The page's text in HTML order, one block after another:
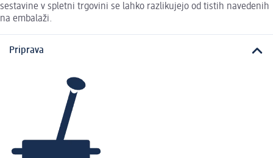
sestavine v spletni trgovini se lahko razlikujejo od tistih navedenih
na embalaži.
Priprava